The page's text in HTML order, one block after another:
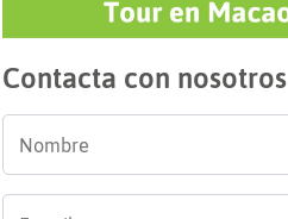
Contacta con nosotros